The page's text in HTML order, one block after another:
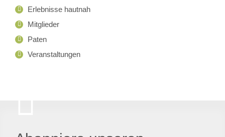
Erlebnisse hautnah
Mitglieder
Paten
Veranstaltungen